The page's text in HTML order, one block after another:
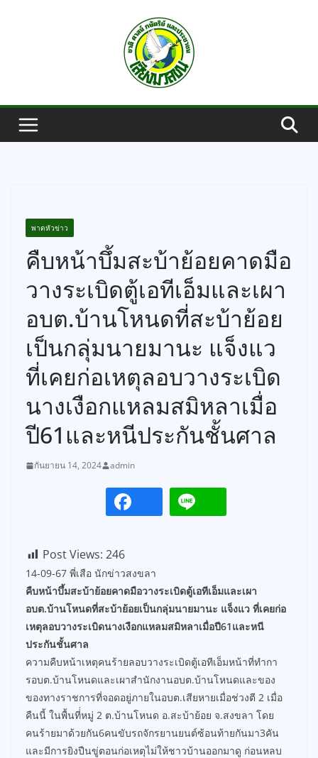
พาดหัวข่าว
คืบหน้าบึ้มสะบ้าย้อยคาดมือ
วางระเบิดตู้เอทีเอ็มและเผา
อบต.บ้านโหนดที่สะบ้าย้อย
เป็นกลุ่มนายมานะ แจ็งแว
ที่เคยก่อเหตุลอบวางระเบิด
นางเงือกแหลมสมิหลาเมื่อ
ปี61และหนีประกันชั้นศาล
กันยายน 14, 2024 admin
Post Views: 246
14-09-67 พี่เสือ นักข่าวสงขลา
คืบหน้าบึ้มสะบ้าย้อยคาดมือวางระเบิดตู้เอทีเอ็มและเผา
อบต.บ้านโหนดที่สะบ้าย้อยเป็นกลุ่มนายมานะ แจ็งแว ที่เคยก่อ
เหตุลอบวางระเบิดนางเงือกแหลมสมิหลาเมื่อปี61และหนี
ประกันชั้นศาล
ความคืบหน้าเหตุคนร้ายลอบวางระเบิดตู้เอทีเอ็มหน้าที่ทำกา
รอบต.บ้านโหนดและเผาสำนักงานอบต.บ้านโหนดและของ
ของทางราชการที่จอดอยู่ภายในอบต.เสียหายเมื่อช่วงตี 2 เมื่อ
คืนนี้ ในพื้นที่่หมู่ 2 ต.บ้านโหนด อ.สะบ้าย้อย จ.สงขลา โดย
คนร้ายมาด้วยกัน6คนขับรถจักรยานยนต์ซ้อนท้ายกันมา3คัน
และมีการยิงปืนขู่ตอนก่อเหตุไม่ให้ชาวบ้านออกมาดู ก่อนหลบ